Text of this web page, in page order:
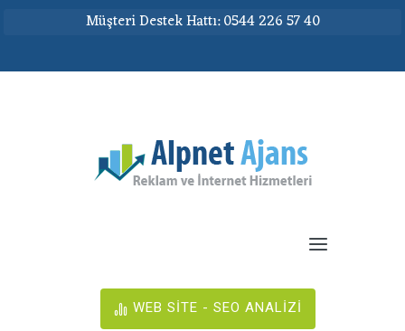
Müşteri Destek Hattı: 0544 226 57 40
WEB SİTE - SEO ANALİZİ